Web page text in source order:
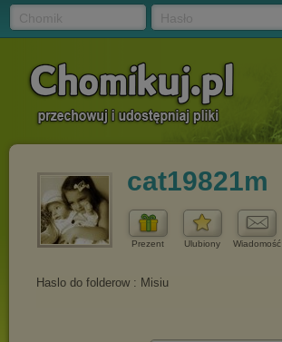
cat19821m
Prezent Ulubiony Wiadomość